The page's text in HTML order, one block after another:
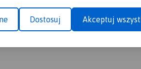
Dostosuj Akceptuj
LUB